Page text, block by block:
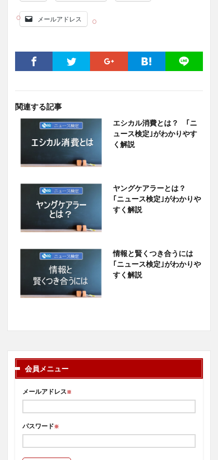
メールアドレス
関連する記事
エシカル消費とは？ ｢ニ
ュース検定｣がわかりやす
く解説
ヤングケアラーとは？
｢ニュース検定｣がわかりや
すく解説
情報と賢くつき合うには
｢ニュース検定｣がわかりや
すく解説
会員メニュー
メールアドレス※
パスワード※